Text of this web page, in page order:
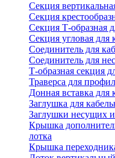
Секция
Секция
Секция Т-образная
Секция угловая для
Соединитель для
Соединитель для
Т-образная секция
Траверса для
Донная вставка для
Заглушка для
Заглушки несущих
Крышка
лотка
Крышка